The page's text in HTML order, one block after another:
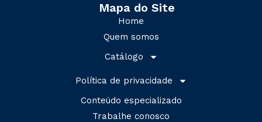
Mapa do Site
Home
Quem somos
Catálogo
Política de privacidade
Conteúdo especializado
Trabalhe conosco